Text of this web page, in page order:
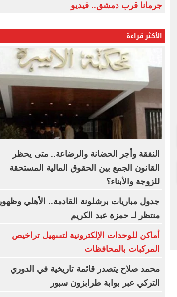
جرمانا قرب دمشق.. فيديو
الأكثر قراءة
النفقة وأجر الحضانة والرضاعة.. متى يحظر
القانون الجمع بين الحقوق المالية المستحقة
للزوجة والأبناء؟
جدول مباريات برشلونة القادمة.. الأهلي وظهور
منتظر لـ حمزة عبد الكريم
أماكن للوحدات الإلكترونية لتسهيل تراخيص
المركبات بالمحافظات
محمد صلاح يتصدر قائمة تاريخية في الدوري
التركي عبر بوابة طرابزون سبور